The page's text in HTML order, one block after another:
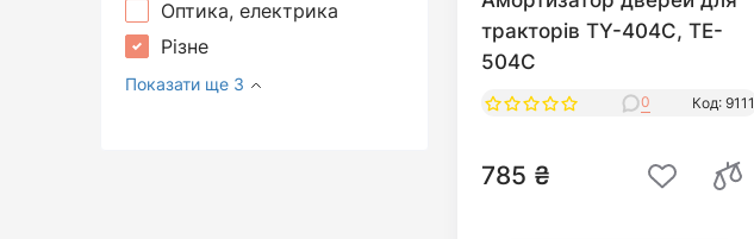
Оптика, електрика
Різне
Показати ще 3
тракторів TY-404C, TE-
504C
0 Код: 9111
785 ₴